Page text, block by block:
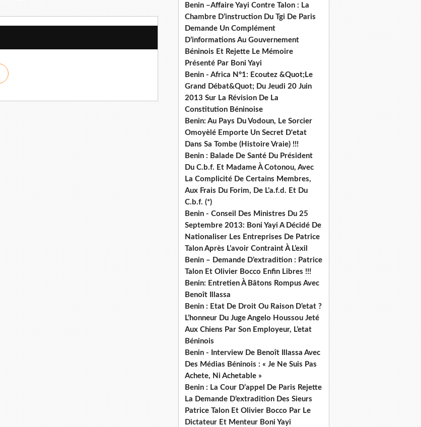
Benin –Affaire Yayi Contre Talon : La
Chambre D’instruction Du Tgi De Paris
Demande Un Complément
D’informations Au Gouvernement
Béninois Et Rejette Le Mémoire
Présenté Par Boni Yayi
Benin - Africa N°1: Ecoutez &Quot;Le
Grand Débat&Quot; Du Jeudi 20 Juin
2013 Sur La Révision De La
Constitution Béninoise
Benin: Au Pays Du Vodoun, Le Sorcier
Omoyèlé Emporte Un Secret D'etat
Dans Sa Tombe (Histoire Vraie) !!!
Benin : Balade De Santé Du Président
Du C.b.f. Et Madame À Cotonou, Avec
La Complicité De Certains Membres,
Aux Frais Du Forim, De L’a.f.d. Et Du
C.b.f. (*)
Benin - Conseil Des Ministres Du 25
Septembre 2013: Boni Yayi A Décidé De
Nationaliser Les Entreprises De Patrice
Talon Après L’avoir Contraint À L’exil
Benin – Demande D’extradition : Patrice
Talon Et Olivier Bocco Enfin Libres !!!
Benin: Entretien À Bâtons Rompus Avec
Benoît Illassa
Benin : Etat De Droit Ou Raison D’etat ?
L’honneur Du Juge Angelo Houssou Jeté
Aux Chiens Par Son Employeur, L’etat
Béninois
Benin - Interview De Benoît Illassa Avec
Des Médias Béninois : « Je Ne Suis Pas
Achete, Ni Achetable »
Benin : La Cour D’appel De Paris Rejette
La Demande D’extradition Des Sieurs
Patrice Talon Et Olivier Bocco Par Le
Dictateur Et Menteur Boni Yayi